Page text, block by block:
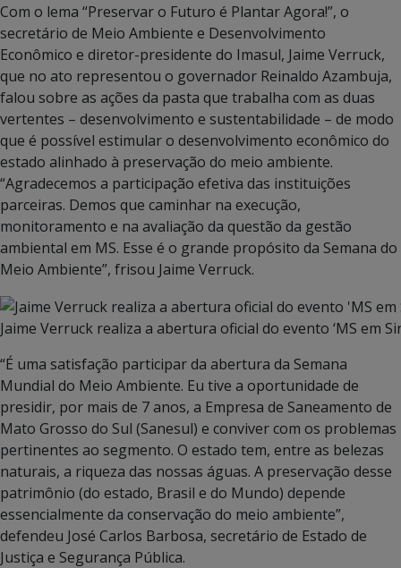
Com o lema “Preservar o Futuro é Plantar Agora!”, o
secretário de Meio Ambiente e Desenvolvimento
Econômico e diretor-presidente do Imasul, Jaime Verruck,
que no ato representou o governador Reinaldo Azambuja,
falou sobre as ações da pasta que trabalha com as duas
vertentes – desenvolvimento e sustentabilidade – de modo
que é possível estimular o desenvolvimento econômico do
estado alinhado à preservação do meio ambiente.
“Agradecemos a participação efetiva das instituições
parceiras. Demos que caminhar na execução,
monitoramento e na avaliação da questão da gestão
ambiental em MS. Esse é o grande propósito da Semana do
Meio Ambiente”, frisou Jaime Verruck.
Jaime Verruck realiza a abertura oficial do evento ‘MS em
“É uma satisfação participar da abertura da Semana
Mundial do Meio Ambiente. Eu tive a oportunidade de
presidir, por mais de 7 anos, a Empresa de Saneamento de
Mato Grosso do Sul (Sanesul) e conviver com os problemas
pertinentes ao segmento. O estado tem, entre as belezas
naturais, a riqueza das nossas águas. A preservação desse
patrimônio (do estado, Brasil e do Mundo) depende
essencialmente da conservação do meio ambiente”,
defendeu José Carlos Barbosa, secretário de Estado de
Justiça e Segurança Pública.